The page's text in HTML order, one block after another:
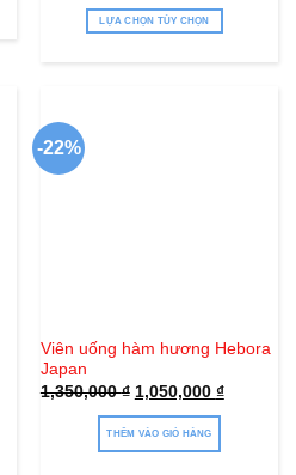
LỰA CHỌN TÙY CHỌN
có
nhiều
biến
được
chọn
trên
-22%
Viên uống hàm hương Hebora
Japan
1,350,000₫ Giá
là:
1,350,000 ₫.
1,050,000 ₫Giá
THÊM VÀO GIỎ HÀNG